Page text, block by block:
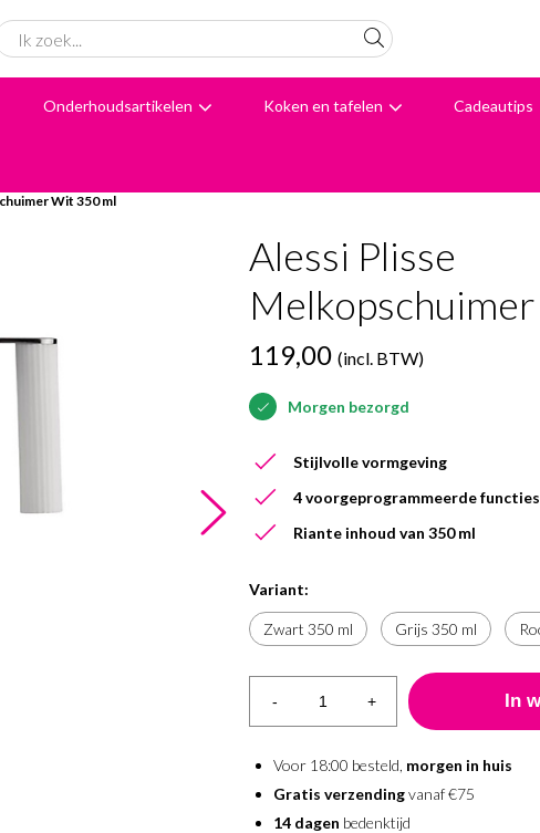
Onderhoudsartikelen Koken en tafelen Cadeautips
Wit 350 ml
Alessi Plisse
119,00 (incl. BTW)
Morgen bezorgd
Stijlvolle vormgeving
4 voorgeprogrammeerde functies
Riante inhoud van 350 ml
Variant:
Zwart 350 ml Grijs 350 ml
- +
Voor 18:00 besteld, morgen in huis
Gratis verzendingvanaf €75
14 dagen bedenktijd